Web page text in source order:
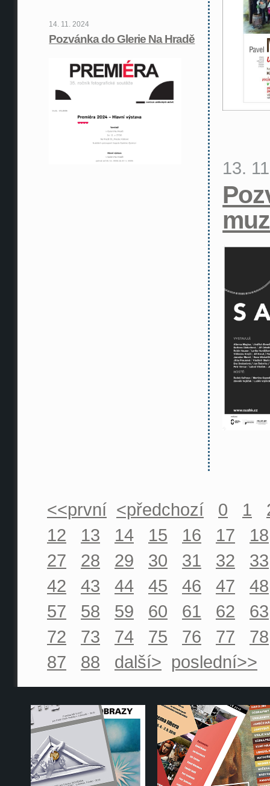
14. 11. 2024
Pozvánka do Glerie Na Hradě
13.
<<první <předchozí 0 1
12
13 14 15 16 17
18
27
28 29 30 31 32
33
42
43 44 45 46 47
48
57
58 59 60 61 62
63
72
73 74 75 76 77
78
87
88 další> poslední>>